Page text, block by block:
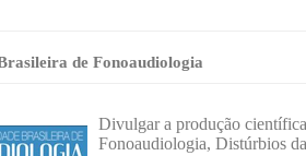
de Fonoaudiologia
Divulgar a produção
Fonoaudiologia, Distúrbios